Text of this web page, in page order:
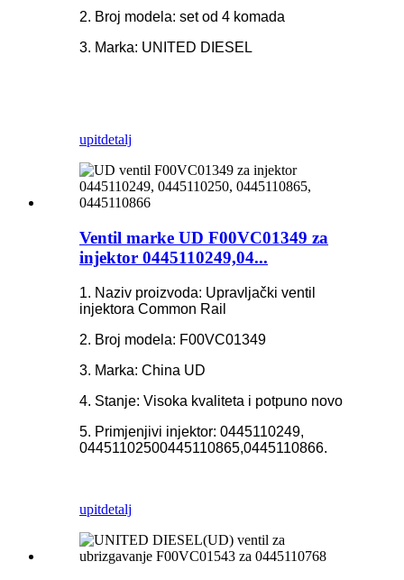
2. Broj modela: set od 4 komada
3. Marka: UNITED DIESEL
upitdetalj
Ventil marke UD F00VC01349 za
injektor 0445110249,04...
1. Naziv proizvoda: Upravljački ventil
injektora Common Rail
2. Broj modela: F00VC01349
3. Marka: China UD
4. Stanje: Visoka kvaliteta i potpuno novo
5. Primjenjivi injektor: 0445110249,
04451102500445110865,0445110866.
upitdetalj